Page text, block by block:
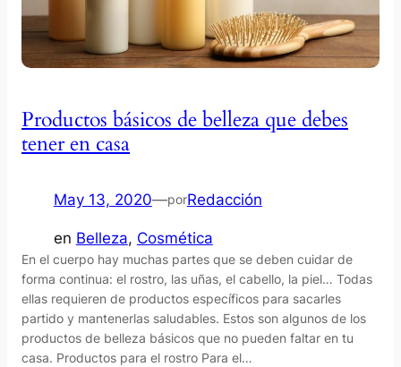
Productos básicos de belleza que debes
tener en casa
May 13, 2020—porRedacción
en Belleza, Cosmética
En el cuerpo hay muchas partes que se deben cuidar de
forma continua: el rostro, las uñas, el cabello, la piel… Todas
ellas requieren de productos específicos para sacarles
partido y mantenerlas saludables. Estos son algunos de los
productos de belleza básicos que no pueden faltar en tu
casa. Productos para el rostro Para el…